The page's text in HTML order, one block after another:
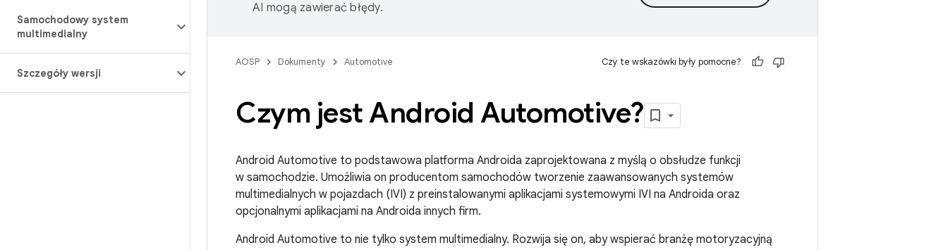
Samochodowy system
multimedialny
Szczegóły wersji
AI mogą zawierać błędy.
AOSP Dokumenty Automotive Czy te wskazówki były pomocne?
Czym jest Android Automotive?
Android Automotive to podstawowa platforma Androida zaprojektowana z myślą o obsłudze funkcji
w samochodzie. Umożliwia on producentom samochodów tworzenie zaawansowanych systemów
multimedialnych w pojazdach (IVI) z preinstalowanymi aplikacjami systemowymi IVI na Androida oraz
opcjonalnymi aplikacjami na Androida innych firm.
Android Automotive to nie tylko system multimedialny. Rozwija się on, aby wspierać branżę motoryzacyjną